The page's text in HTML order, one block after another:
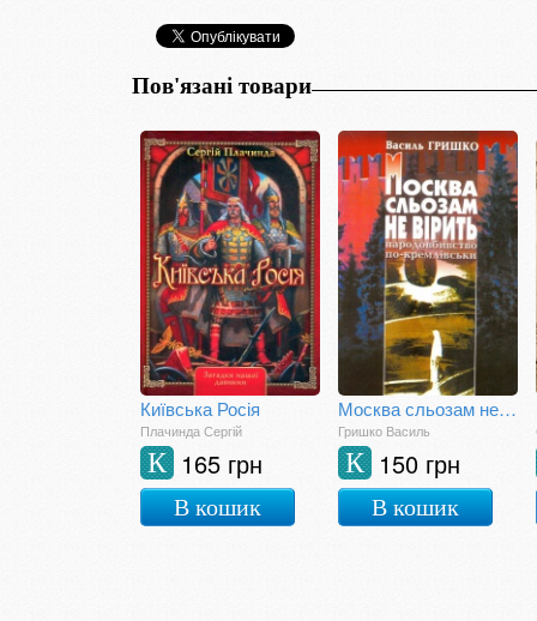
Пов'язані товари
Київська Росія
Плачинда Сергій
165 грн
К
В кошик
Москва сльозам не вірить (голодомор в Україні)
Гришко Василь
150 грн
К
В кошик